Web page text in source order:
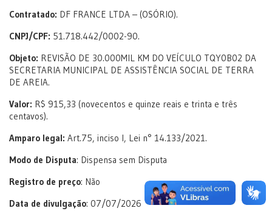
Contratado: DF FRANCE LTDA – (OSÓRIO).
CNPJ/CPF: 51.718.442/0002-90.
Objeto: REVISÃO DE 30.000MIL KM DO VEÍCULO TQY0B02 DA
SECRETARIA MUNICIPAL DE ASSISTÊNCIA SOCIAL DE TERRA
DE AREIA.
Valor: R$ 915,33 (novecentos e quinze reais e trinta e três
centavos).
Amparo legal: Art.75, inciso I, Lei n° 14.133/2021.
Modo de Disputa: Dispensa sem Disputa
Registro de preço: Não
Data de divulgação: 07/07/2026